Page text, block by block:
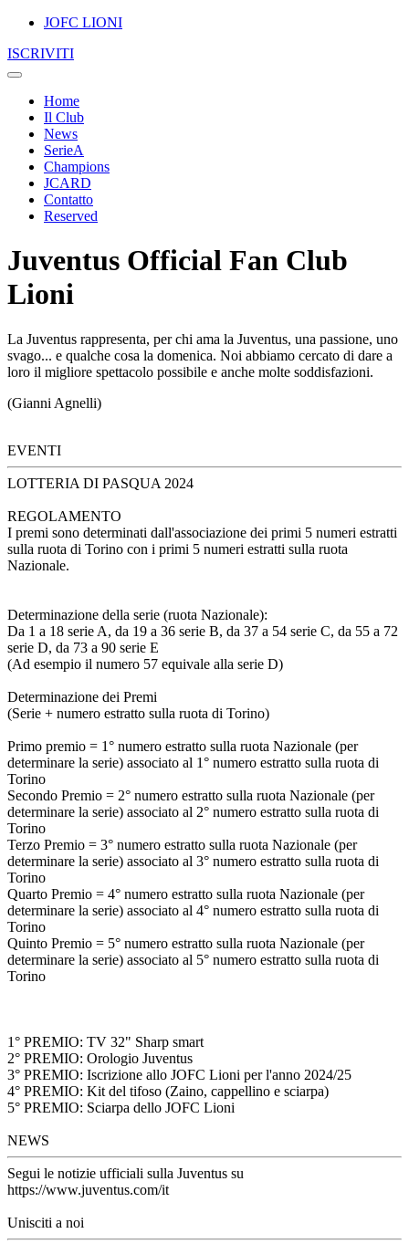
JOFC LIONI
ISCRIVITI
Home
Il Club
News
SerieA
Champions
JCARD
Contatto
Reserved
Juventus Official Fan Club
Lioni
La Juventus rappresenta, per chi ama la Juventus, una passione, uno
svago... e qualche cosa la domenica. Noi abbiamo cercato di dare a
loro il migliore spettacolo possibile e anche molte soddisfazioni.
(Gianni Agnelli)
EVENTI
LOTTERIA DI PASQUA 2024
REGOLAMENTO
I premi sono determinati dall'associazione dei primi 5 numeri estratti
sulla ruota di Torino con i primi 5 numeri estratti sulla ruota
Nazionale.
Determinazione della serie (ruota Nazionale):
Da 1 a 18 serie A, da 19 a 36 serie B, da 37 a 54 serie C, da 55 a 72
serie D, da 73 a 90 serie E
(Ad esempio il numero 57 equivale alla serie D)
Determinazione dei Premi
(Serie + numero estratto sulla ruota di Torino)
Primo premio = 1° numero estratto sulla ruota Nazionale (per
determinare la serie) associato al 1° numero estratto sulla ruota di
Torino
Secondo Premio = 2° numero estratto sulla ruota Nazionale (per
determinare la serie) associato al 2° numero estratto sulla ruota di
Torino
Terzo Premio = 3° numero estratto sulla ruota Nazionale (per
determinare la serie) associato al 3° numero estratto sulla ruota di
Torino
Quarto Premio = 4° numero estratto sulla ruota Nazionale (per
determinare la serie) associato al 4° numero estratto sulla ruota di
Torino
Quinto Premio = 5° numero estratto sulla ruota Nazionale (per
determinare la serie) associato al 5° numero estratto sulla ruota di
Torino
1° PREMIO: TV 32" Sharp smart
2° PREMIO: Orologio Juventus
3° PREMIO: Iscrizione allo JOFC Lioni per l'anno 2024/25
4° PREMIO: Kit del tifoso (Zaino, cappellino e sciarpa)
5° PREMIO: Sciarpa dello JOFC Lioni
NEWS
Segui le notizie ufficiali sulla Juventus su
https://www.juventus.com/it
Unisciti a noi